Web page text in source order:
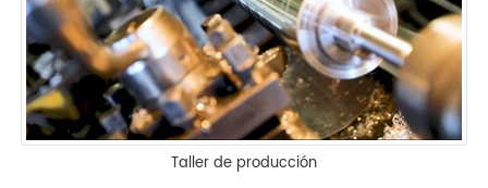
Taller de producción